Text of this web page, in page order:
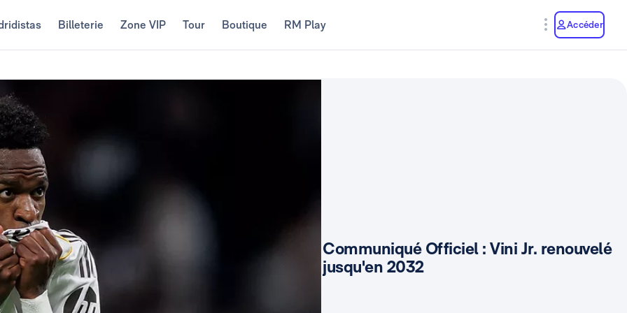
Billeterie Zone VIP Tour Boutique RM Play Accéder
Communiqué Officiel : Vini Jr. renouvelé
jusqu'en 2032